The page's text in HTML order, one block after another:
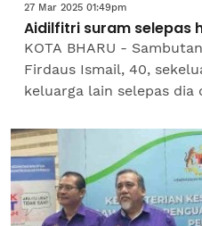
27 Mar 2025 01:49pm
Aidilfitri suram selepas
KOTA BHARU -
Firdaus Ismail, 40,
keluarga lain selepas
bapa kepada...